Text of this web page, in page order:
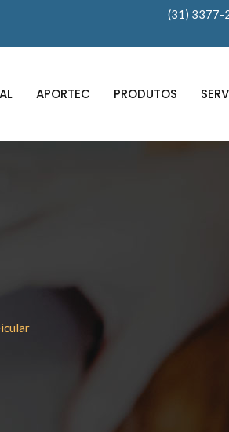
(31) 3377-
APORTEC PRODUTOS